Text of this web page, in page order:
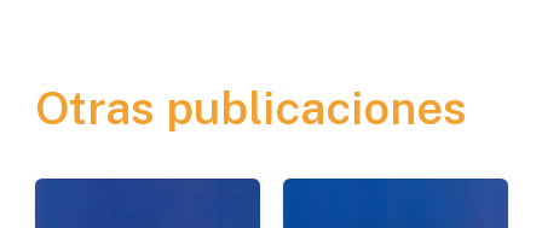
Otras publicaciones